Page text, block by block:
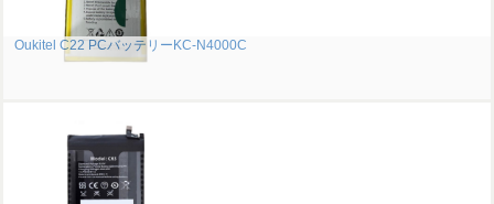
Oukitel C22 PCバッテリーKC-N4000C